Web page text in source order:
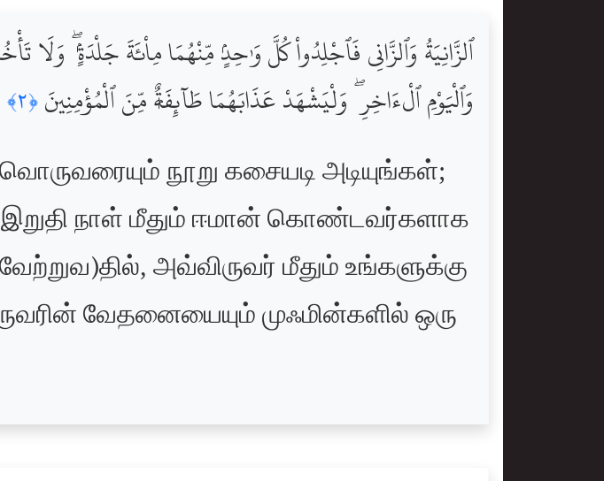
ٱلزَّانِيَةُ وَٱلزَّانِى فَٱجْلِدُواْ كُلَّ وَٰحِدٍۢ مِّنْهُمَا مِاْئَةَ جَلْدَةٍۢ ۖ وَلَا
وَٱلْيَوْمِ ٱلْءَاخِرِ ۖ وَلْيَشْهَدْ عَذَابَهُمَا طَآئِفَةٌۭ مِّنَ ٱلْمُؤْمِنِينَ ﴿٢﴾
நூறு கசையடி அடியுங்கள்;
நாள் மீதும் ஈமான் கொண்டவர்களாக
அவ்விருவர் மீதும் உங்களுக்கு
வேதனையையும் முஃமின்களில் ஒரு